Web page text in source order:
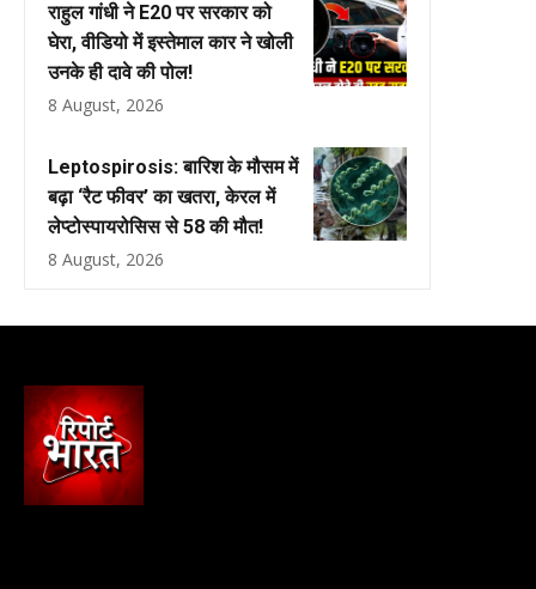
राहुल गांधी ने E20 पर सरकार को
घेरा, वीडियो में इस्तेमाल कार ने खोली
उनके ही दावे की पोल!
8 August, 2026
Leptospirosis: बारिश के मौसम में
बढ़ा ‘रैट फीवर’ का खतरा, केरल में
लेप्टोस्पायरोसिस से 58 की मौत!
8 August, 2026